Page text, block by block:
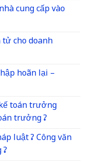
cung cấp vào
cho doanh
hoãn lại –
toán trưởng
trưởng ?
luật ? Công văn